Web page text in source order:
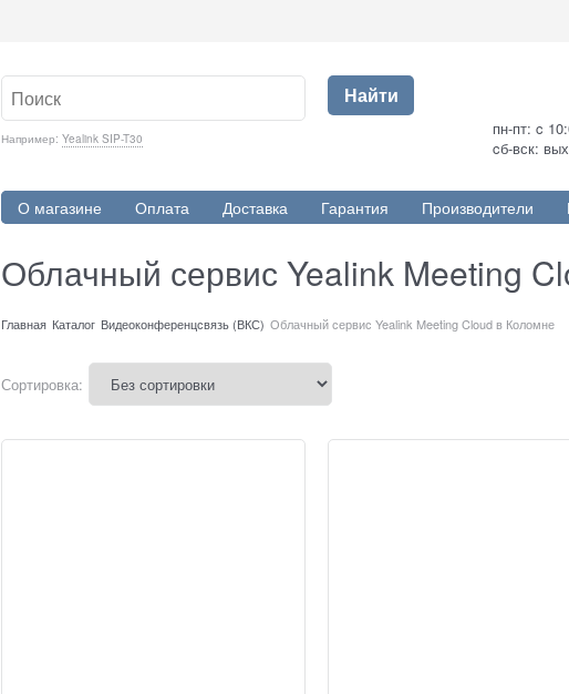
Например: Yealink SIP-T30
Найти
пн-пт: c
cб-вск:
О магазине Оплата Доставка Гарантия Производители
Облачный сервис Yealink Meeting
Главная Каталог Видеоконференцсвязь (ВКС) Облачный сервис Yealink Meeting Cloud в Коломне
Сортировка: